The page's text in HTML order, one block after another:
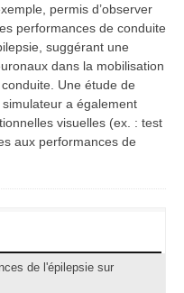
permis d’observer
performances de conduite
suggérant une
dans la mobilisation
Une étude de
a également
visuelles (ex. : test
aux performances de
de l'épilepsie sur